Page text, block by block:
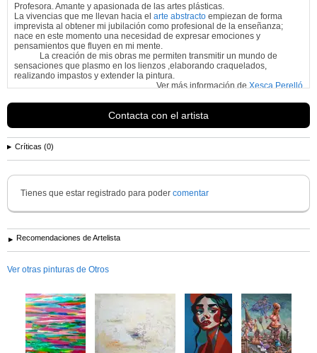
Profesora. Amante y apasionada de las artes plásticas.
La vivencias que me llevan hacia el arte abstracto empiezan de forma
imprevista al obtener mi jubilación como profesional de la enseñanza;
nace en este momento una necesidad de expresar emociones y
pensamientos que fluyen en mi mente.
La creación de mis obras me permiten transmitir un mundo de
sensaciones que plasmo en los lienzos ,elaborando craquelados,
realizando impastos y extender la pintura.
Ver más información de Xesca Perelló
Contacta con el artista
Críticas (0)
Tienes que estar registrado para poder comentar
Recomendaciones de Artelista
Ver otras pinturas de Otros